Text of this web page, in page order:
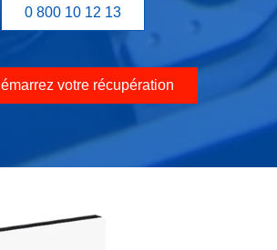
0 800 10 12 13
votre récupération